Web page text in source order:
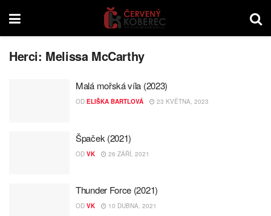
Herci: Melissa McCarthy
Malá mořská víla (2023)
OD ELIŠKA BARTLOVÁ 23 KVĚTNA, 2023
Špaček (2021)
OD VK 26 ZÁŘÍ, 2021
Thunder Force (2021)
OD VK 10 DUBNA, 2021